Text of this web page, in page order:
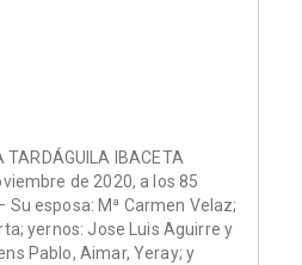
TARDÁGUILA IBACETA
de 2020, a los 85
Su esposa: Mª Carmen Velaz;
yernos: Jose Luis Aguirre y
Pablo, Aimar, Yeray; y